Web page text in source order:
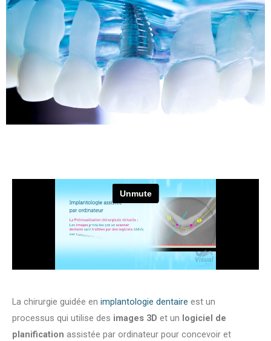
La chirurgie guidée en implantologie dentaire est un
processus qui utilise des images 3D et un logiciel de
planification assistée par ordinateur pour concevoir et